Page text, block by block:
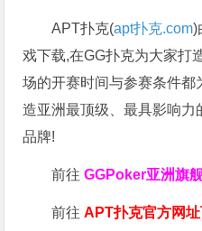
APT扑克(apt扑克.com)
戏下载,在GG扑克为大家打
场的开赛时间与参赛条件
造亚洲最顶级、最具影响
品牌!
前往GGPoker亚洲旗
前往 APT扑克官方网